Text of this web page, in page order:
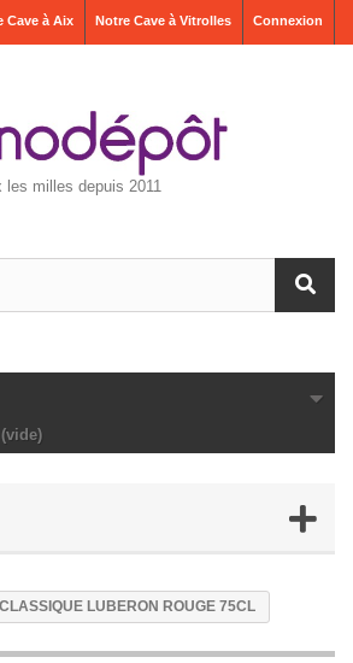
Connexion
Notre Cave à Vitrolles
Cave à Aix
milles depuis 2011
(vide)
LUBERON ROUGE 75CL